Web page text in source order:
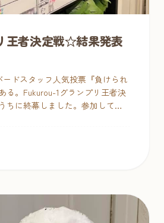
王者決定戦☆結果発表
ドスタッフ人気投票『負けられ
る。Fukurou-1グランプリ王者決
ちに終幕しました。参加してい